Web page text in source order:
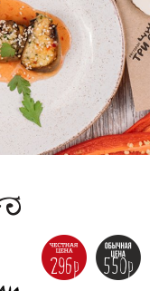
550р
296р